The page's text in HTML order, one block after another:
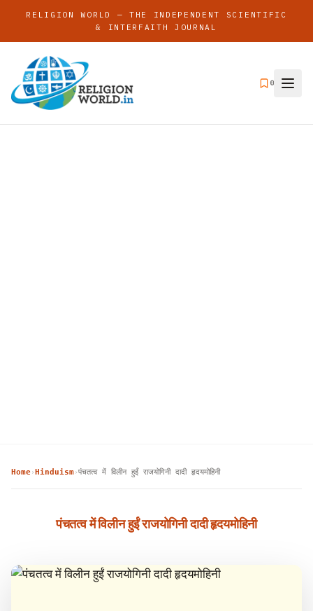
RELIGION WORLD — THE INDEPENDENT SCIENTIFIC
& INTERFAITH JOURNAL
0
Home› Hinduism›पंचतत्व में विलीन हुईं राजयोगिनी दादी हृदयमोहिनी
पंचतत्व में विलीन हुईं राजयोगिनी दादी हृदयमोहिनी